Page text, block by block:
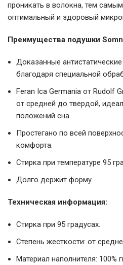
проникать в волокна, тем
оптимальный и здоровый
Преимущества подушки
Доказанные
благодаря специальной
Feran Ica Germania от Rudolf
от средней до твердой,
положений сна.
Простегано по всей
комфорта.
Стирка при температуре 95
Долго держит форму.
Техническая информация:
Стирка при 95 градусах.
Степень жесткости: от
Материал наполнителя: 100%